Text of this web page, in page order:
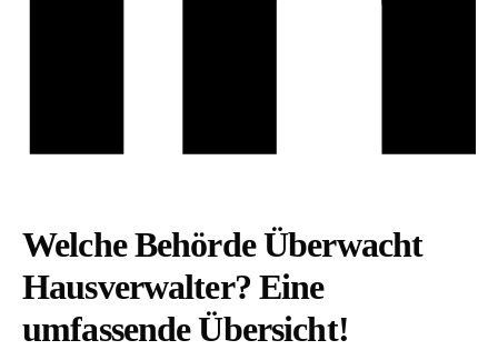
Welche Behörde Überwacht
Hausverwalter? Eine
umfassende Übersicht!